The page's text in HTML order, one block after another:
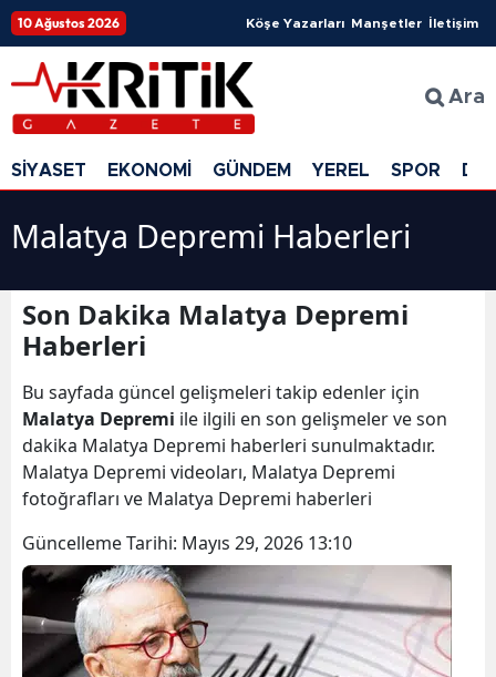
10 Ağustos 2026 Köşe Yazarları Manşetler İletişim
Ara
SİYASET EKONOMİ GÜNDEM YEREL SPOR
Malatya Depremi Haberleri
Son Dakika Malatya Depremi
Haberleri
Bu sayfada güncel gelişmeleri takip edenler için
Malatya Depremi ile ilgili en son gelişmeler ve son
dakika Malatya Depremi haberleri sunulmaktadır.
Malatya Depremi videoları, Malatya Depremi
fotoğrafları ve Malatya Depremi haberleri
Güncelleme Tarihi: Mayıs 29, 2026 13:10